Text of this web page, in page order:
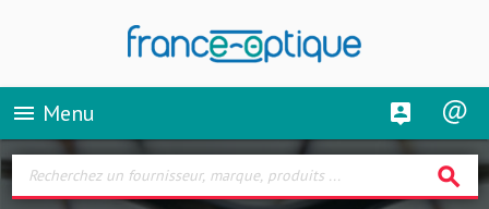
menu Menu
search